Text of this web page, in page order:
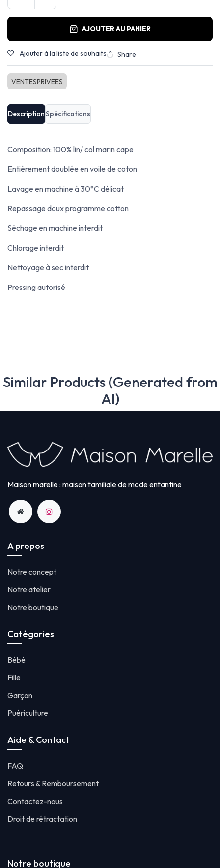
AJOUTER AU PANIER
Ajouter à la liste de souhaits Share
VENTESPRIVEES
DescriptionSpécifications
Composition: 100% lin/ col marin cape
Entièrement doublée en voile de coton
Lavage en machine à 30°C délicat
Repassage doux programme cotton
Séchage en machine interdit
Chlorage interdit
Nettoyage à sec interdit
Pressing autorisé
Similar Products (Generated from
AI)
Maison marelle : maison familiale de mode enfantine
A propos
Notre concept
Notre atelier
Notre boutique
Catégories
Bébé
Fille
Garçon
Puériculture
Aide & Contact
FAQ
Retours & Remboursement
Contactez-nous
Droit de rétractation
Notre boutique